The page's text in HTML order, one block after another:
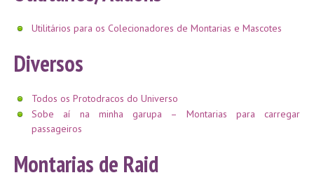
Utilitários para os Colecionadores de Montarias e Mascotes
Diversos
Todos os Protodracos do Universo
Sobe aí na minha garupa – Montarias para carregar
passageiros
Montarias de Raid